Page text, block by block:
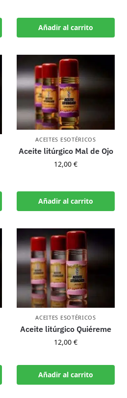
Añadir al carrito
ACEITES ESOTÉRICOS
Aceite litúrgico Mal de Ojo
12,00€
Añadir al carrito
ACEITES ESOTÉRICOS
Aceite litúrgico Quiéreme
12,00€
Añadir al carrito